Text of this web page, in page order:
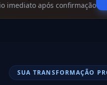
imediato após confirmação
SUA TRANSFORMAÇÃO